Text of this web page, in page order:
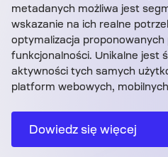
metadanych możliwa jest
wskazanie na ich realne
optymalizacja proponowanych
funkcjonalności. Unikalne jest
aktywności tych samych
platform webowych,
Dowiedz się więcej